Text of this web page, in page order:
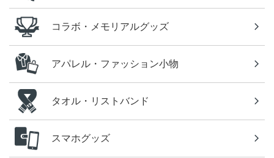
コラボ・メモリアルグッズ
アパレル・ファッション小物
タオル・リストバンド
スマホグッズ